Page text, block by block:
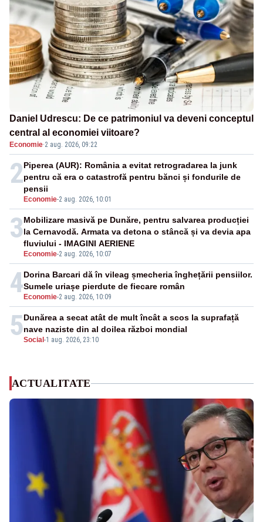
Daniel Udrescu: De ce patrimoniul va deveni conceptul
central al economiei viitoare?
Economie·2 aug. 2026, 09:22
2
Economie-2 aug. 2026, 10:01
Piperea (AUR): România a evitat retrogradarea la junk
pentru că era o catastrofă pentru bănci și fondurile de
pensii
3
Economie-2 aug. 2026, 10:07
Mobilizare masivă pe Dunăre, pentru salvarea producției
la Cernavodă. Armata va detona o stâncă și va devia apa
fluviului - IMAGINI AERIENE
4 Economie-2 aug. 2026, 10:09
Dorina Barcari dă în vileag șmecheria înghețării pensiilor.
Sumele uriașe pierdute de fiecare român
5Social -1 aug. 2026, 23:10
Dunărea a secat atât de mult încât a scos la suprafață
nave naziste din al doilea război mondial
ACTUALITATE